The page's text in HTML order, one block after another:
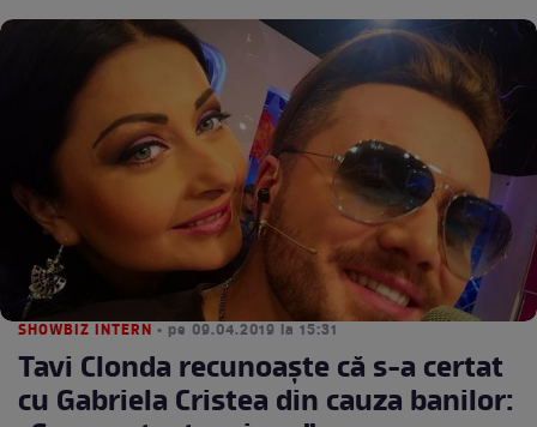
SHOWBIZ INTERN • pe 09.04.2019 la 15:31
Tavi Clonda recunoaște că s-a certat
cu Gabriela Cristea din cauza banilor: